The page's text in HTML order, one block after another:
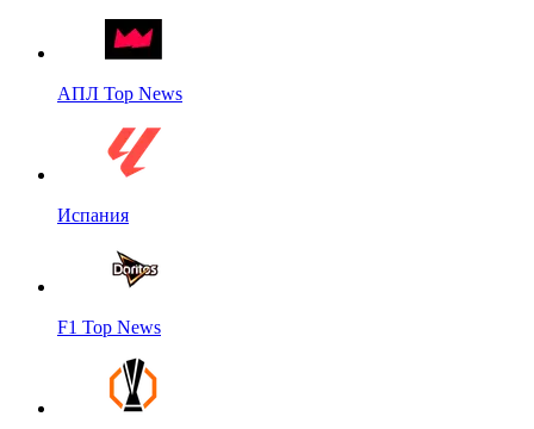
АПЛ Top News
Испания
F1 Top News